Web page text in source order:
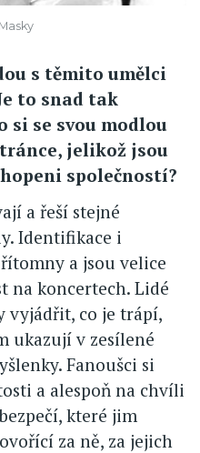
s těmito umělci
to snad tak
si se svou modlou
jelikož jsou
společností?
a řeší stejné
Identifikace i
a jsou velice
na koncertech. Lidé
vyjádřit, co je trápí,
ukazují v zesílené
Fanoušci si
a alespoň na chvíli
které jim
za ně, za jejich